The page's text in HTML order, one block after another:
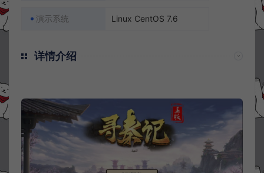
演示系统 Linux CentOS 7.6
详情介绍